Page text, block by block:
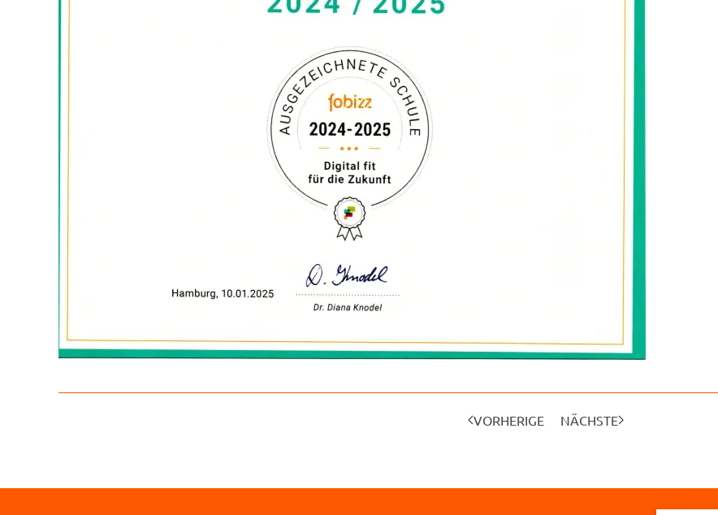
VORHERIGE NÄCHSTE